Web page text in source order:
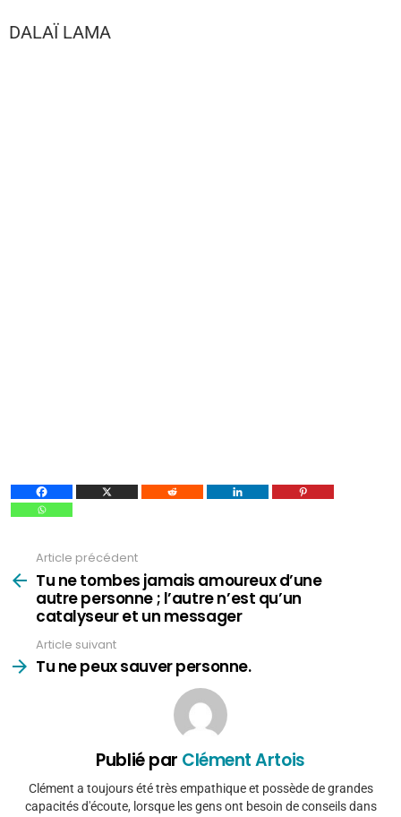
DALAÏ LAMA
plus
Article précédent
Tu ne tombes jamais amoureux d’une
autre personne ; l’autre n’est qu’un
catalyseur et un messager
Article suivant
Tu ne peux sauver personne.
Publié par Clément Artois
Clément a toujours été très empathique et possède de grandes
capacités d'écoute, lorsque les gens ont besoin de conseils dans